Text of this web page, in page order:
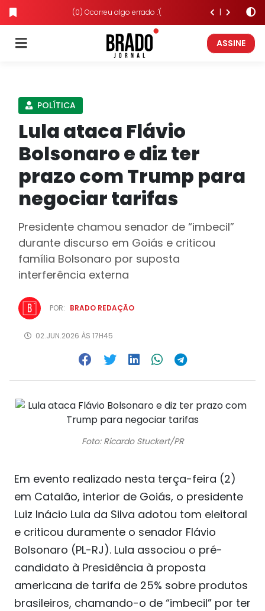
(0) Ocorreu algo errado :'(
ASSINE
POLÍTICA
Lula ataca Flávio
Bolsonaro e diz ter
prazo com Trump para
negociar tarifas
Presidente chamou senador de “imbecil”
durante discurso em Goiás e criticou
família Bolsonaro por suposta
interferência externa
POR: BRADO REDAÇÃO
02.JUN.2026 ÀS 17H45
Foto: Ricardo Stuckert/PR
Em evento realizado nesta terça-feira (2)
em Catalão, interior de Goiás, o presidente
Luiz Inácio Lula da Silva adotou tom eleitoral
e criticou duramente o senador Flávio
Bolsonaro (PL-RJ). Lula associou o pré-
candidato à Presidência à proposta
americana de tarifa de 25% sobre produtos
brasileiros, chamando-o de “imbecil” por ter